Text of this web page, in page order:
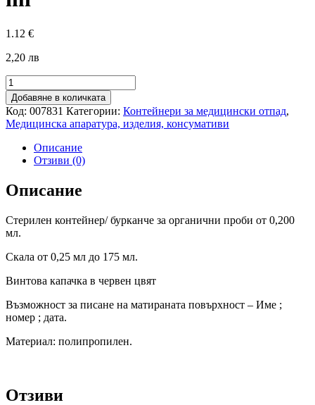
1.12 €
2,20 лв
количество
за
Стерилен
контейнер
-
0,200
Добавяне в количката
Код: 007831 Категории: Контейнери за медицински отпад,
Медицинска апаратура, изделия, консумативи
Описание
Отзиви (0)
Описание
Стерилен контейнер/ бурканче за органични проби от 0,200
мл.
Скала от 0,25 мл до 175 мл.
Винтова капачка в червен цвят
Възможност за писане на матираната повърхност – Име ;
номер ; дата.
Материал: полипропилен.
Отзиви